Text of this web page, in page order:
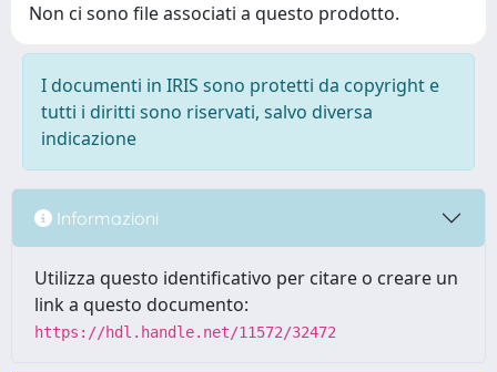
Non ci sono file associati a questo prodotto.
I documenti in IRIS sono protetti da copyright e
tutti i diritti sono riservati, salvo diversa
indicazione
Informazioni
Utilizza questo identificativo per citare o creare un
link a questo documento:
https://hdl.handle.net/11572/32472